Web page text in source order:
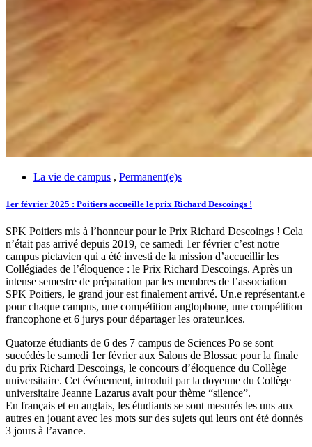
La vie de campus , Permanent(e)s
1er février 2025 : Poitiers accueille le prix Richard Descoings !
SPK Poitiers mis à l’honneur pour le Prix Richard Descoings ! Cela
n’était pas arrivé depuis 2019, ce samedi 1er février c’est notre
campus pictavien qui a été investi de la mission d’accueillir les
Collégiades de l’éloquence : le Prix Richard Descoings. Après un
intense semestre de préparation par les membres de l’association
SPK Poitiers, le grand jour est finalement arrivé. Un.e représentant.e
pour chaque campus, une compétition anglophone, une compétition
francophone et 6 jurys pour départager les orateur.ices.
Quatorze étudiants de 6 des 7 campus de Sciences Po se sont
succédés le samedi 1er février aux Salons de Blossac pour la finale
du prix Richard Descoings, le concours d’éloquence du Collège
universitaire. Cet événement, introduit par la doyenne du Collège
universitaire Jeanne Lazarus avait pour thème “silence”.
En français et en anglais, les étudiants se sont mesurés les uns aux
autres en jouant avec les mots sur des sujets qui leurs ont été donnés
3 jours à l’avance.